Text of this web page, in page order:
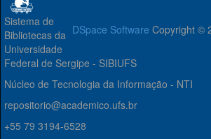
DSpace Software Copyright ©
Sistema de
Bibliotecas da
Universidade
Federal de Sergipe - SIBIUFS
Núcleo de Tecnologia da Informação - NTI
repositorio@academico.ufs.br
+55 79 3194-6528